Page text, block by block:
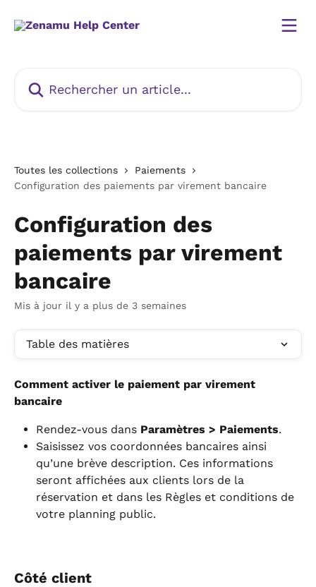
Toutes les collections
Paiements
Configuration des paiements par virement bancaire
Configuration des
paiements par virement
bancaire
Mis à jour il y a plus de 3 semaines
Table des matières
Comment activer le paiement par virement
bancaire
Rendez-vous dans Paramètres > Paiements.
Saisissez vos coordonnées bancaires ainsi
qu’une brève description. Ces informations
seront affichées aux clients lors de la
réservation et dans les Règles et conditions de
votre planning public.
Côté client